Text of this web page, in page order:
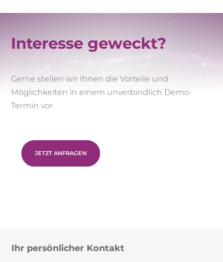
Interesse geweckt?
Gerne stellen wir Ihnen die Vorteile und
Möglichkeiten in einem unverbindlich Demo-
Termin vor.
JETZT ANFRAGEN
Ihr persönlicher Kontakt